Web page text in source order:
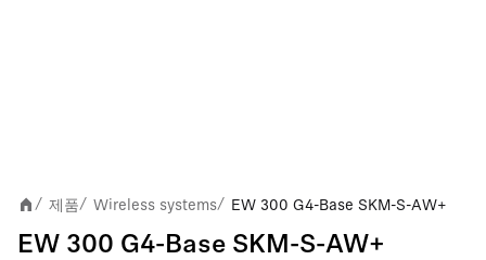
/ 제품/ Wireless systems/ EW 300 G4-Base SKM-S-AW+
EW 300 G4-Base SKM-S-AW+